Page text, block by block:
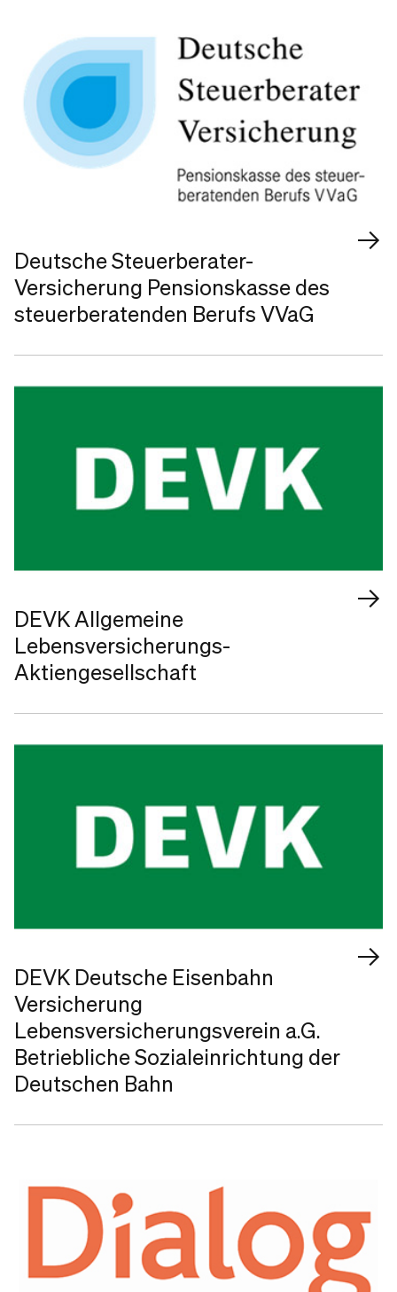
Deutsche Steuerberater-
Versicherung Pensionskasse des
steuerberatenden Berufs VVaG
DEVK Allgemeine
Lebensversicherungs-
Aktiengesellschaft
DEVK Deutsche Eisenbahn
Versicherung
Lebensversicherungsverein a.G.
Betriebliche Sozialeinrichtung der
Deutschen Bahn